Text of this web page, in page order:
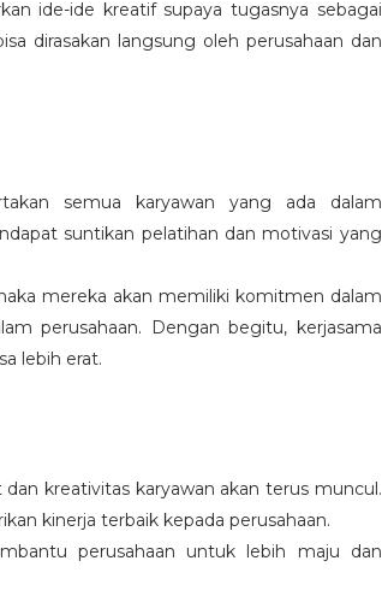
ide-ide kreatif supaya tugasnya sebagai
dirasakan langsung oleh perusahaan dan
semua karyawan yang ada dalam
suntikan pelatihan dan motivasi yang
mereka akan memiliki komitmen dalam
perusahaan. Dengan begitu, kerjasama
lebih erat.
kreativitas karyawan akan terus muncul.
kinerja terbaik kepada perusahaan.
perusahaan untuk lebih maju dan